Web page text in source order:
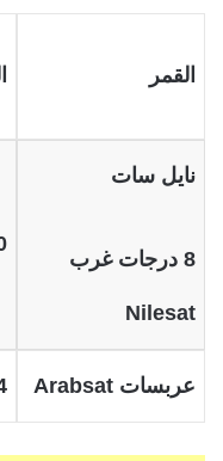
القمر
نايل سات
8 درجات غرب
Nilesat
عربسات Arabsat